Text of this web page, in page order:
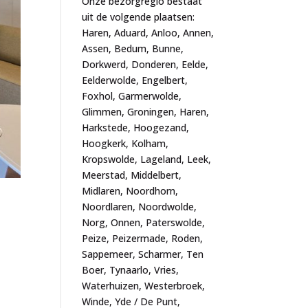
uit de volgende plaatsen:
Haren, Aduard, Anloo, Annen,
Assen, Bedum, Bunne,
Dorkwerd, Donderen, Eelde,
Eelderwolde, Engelbert,
Foxhol, Garmerwolde,
Glimmen, Groningen, Haren,
Harkstede, Hoogezand,
Hoogkerk, Kolham,
Kropswolde, Lageland, Leek,
Meerstad, Middelbert,
Midlaren, Noordhorn,
Noordlaren, Noordwolde,
Norg, Onnen, Paterswolde,
Peize, Peizermade, Roden,
Sappemeer, Scharmer, Ten
Boer, Tynaarlo, Vries,
Waterhuizen, Westerbroek,
Winde, Yde / De Punt,